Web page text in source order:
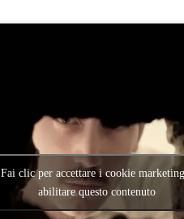
Fai clic per accettare i cookie
abilitare questo contenuto